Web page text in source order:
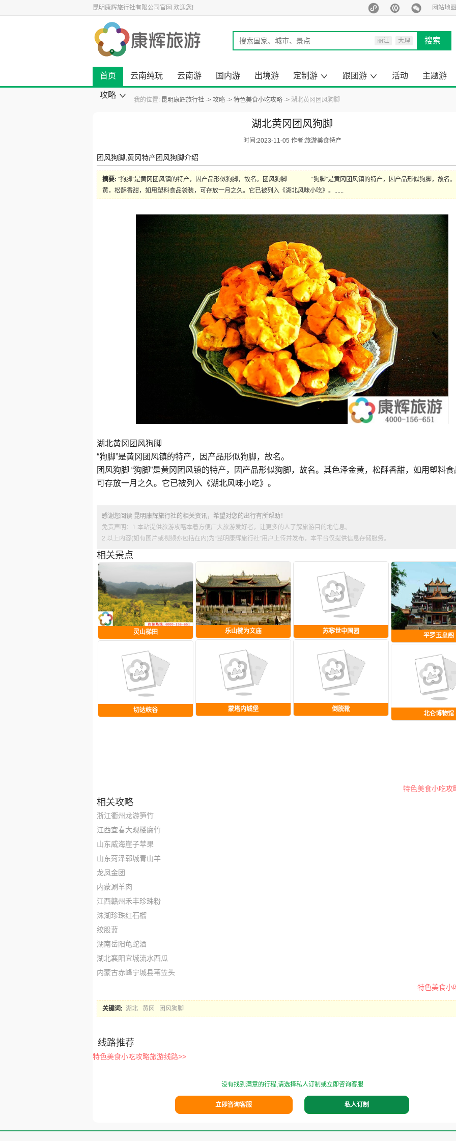
昆明康辉旅行社有限公司官网 欢迎您! 网站地图
丽江
大理
马尔代夫
搜索
首页 云南纯玩 云南游 国内游 出境游
定制游
跟团游
活动 主题游
攻略
我的位置: 昆明康辉旅行社 攻略 特色美食小吃攻略 湖北黄冈团风狗脚
湖北黄冈团风狗脚
时间:2023-11-05 作者:旅游美食特产
团风狗脚,黄冈特产团风狗脚介绍
摘要: “狗脚”是黄冈团风镇的特产，因产品形似狗脚，故名。团风狗脚 “狗脚”是黄冈团风镇的特产，因产品形似狗脚，故名
黄，松酥香甜，如用塑料食品袋装，可存放一月之久。它已被列入《湖北风味小吃》。......
湖北黄冈团风狗脚
“狗脚”是黄冈团风镇的特产，因产品形似狗脚，故名。
团风狗脚 “狗脚”是黄冈团风镇的特产，因产品形似狗脚，故名。其色泽金黄，松酥香甜，如用塑料
可存放一月之久。它已被列入《湖北风味小吃》。
感谢您阅读 昆明康辉旅行社的相关资讯，希望对您的出行有所帮助！
免责声明：1.本站提供旅游攻略本着方便广大旅游爱好者，让更多的人了解旅游目的地信息。
2.以上内容(如有图片或视频亦包括在内)为“昆明康辉旅行社”用户上传并发布，本平台仅提供信息存储服务。
相关景点
灵山梯田
切达峡谷
乐山犍为文庙
蒙塔内城堡
苏黎世中国园
倒脱靴
平罗玉皇阁
北仑博物馆
特色美食小吃攻
相关攻略
浙江衢州龙游笋竹
江西宜春大观楼腐竹
山东威海崖子苹果
山东菏泽郓城青山羊
龙凤金团
内蒙涮羊肉
江西赣州禾丰珍珠粉
洙湖珍珠红石榴
绞股蓝
湖南岳阳龟蛇酒
湖北襄阳宜城流水西瓜
内蒙古赤峰宁城县苇笠头
特色美食小
关键词: 湖北 黄冈 团风狗脚
线路推荐
特色美食小吃攻略旅游线路>>
没有找到满意的行程,请选择私人订制或立即咨询客服
立即咨询客服 私人订制